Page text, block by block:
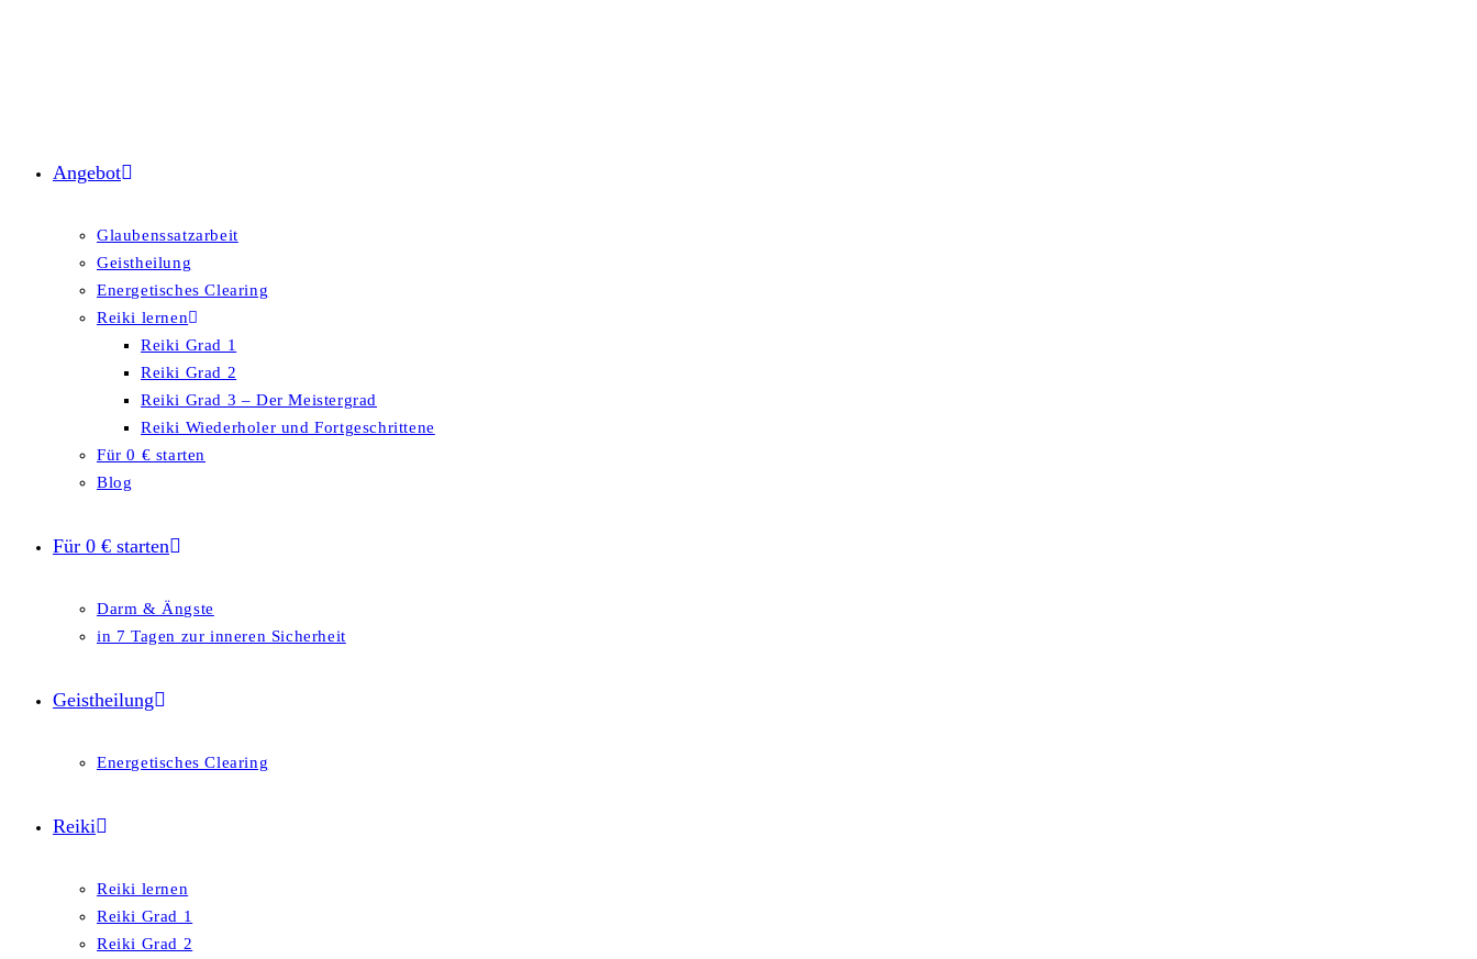
Angebot
Glaubenssatzarbeit
Geistheilung
Energetisches Clearing
Reiki lernen
Reiki Grad 1
Reiki Grad 2
Reiki Grad 3 – Der Meistergrad
Reiki Wiederholer und Fortgeschrittene
Für 0 € starten
Blog
Für 0 € starten
Darm & Ängste
in 7 Tagen zur inneren Sicherheit
Geistheilung
Energetisches Clearing
Reiki
Reiki lernen
Reiki Grad 1
Reiki Grad 2